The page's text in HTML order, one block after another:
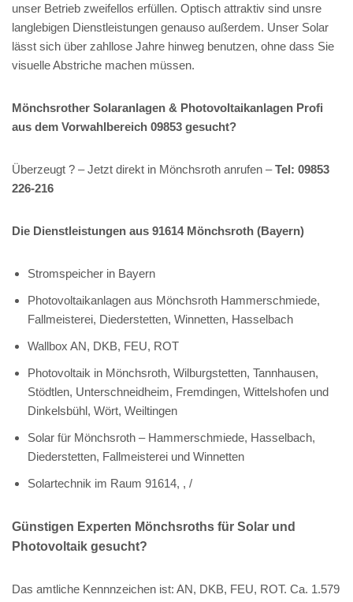
unser Betrieb zweifellos erfüllen. Optisch attraktiv sind unsre
langlebigen Dienstleistungen genauso außerdem. Unser Solar
lässt sich über zahllose Jahre hinweg benutzen, ohne dass Sie
visuelle Abstriche machen müssen.
Mönchsrother Solaranlagen & Photovoltaikanlagen Profi
aus dem Vorwahlbereich 09853 gesucht?
Überzeugt ? – Jetzt direkt in Mönchsroth anrufen –Tel: 09853
226-216
Die Dienstleistungen aus 91614 Mönchsroth (Bayern)
Stromspeicher in Bayern
Photovoltaikanlagen aus Mönchsroth Hammerschmiede,
Fallmeisterei, Diederstetten, Winnetten, Hasselbach
Wallbox AN, DKB, FEU, ROT
Photovoltaik in Mönchsroth, Wilburgstetten, Tannhausen,
Stödtlen, Unterschneidheim, Fremdingen, Wittelshofen und
Dinkelsbühl, Wört, Weiltingen
Solar für Mönchsroth – Hammerschmiede, Hasselbach,
Diederstetten, Fallmeisterei und Winnetten
Solartechnik im Raum 91614, , /
Günstigen Experten Mönchsroths für Solar und
Photovoltaik gesucht?
Das amtliche Kennnzeichen ist: AN, DKB, FEU, ROT. Ca. 1.579